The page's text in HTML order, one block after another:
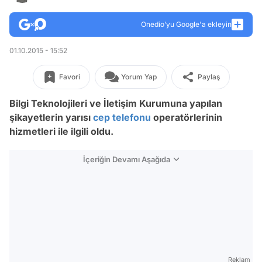
Onedio’yu Google'a ekleyin
01.10.2015 - 15:52
Favori Yorum Yap Paylaş
Bilgi Teknolojileri ve İletişim Kurumuna yapılan
şikayetlerin yarısı cep telefonu operatörlerinin
hizmetleri ile ilgili oldu.
İçeriğin Devamı Aşağıda
Reklam